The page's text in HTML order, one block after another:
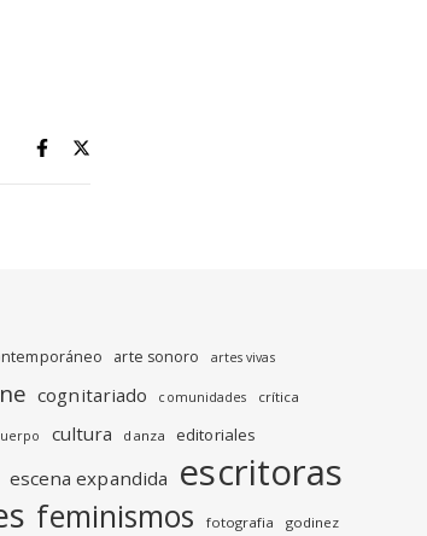
arte sonoro artes vivas
cognitariado comunidades crítica
cultura danza editoriales
escena expandida escritoras
feminismos fotografia godinez